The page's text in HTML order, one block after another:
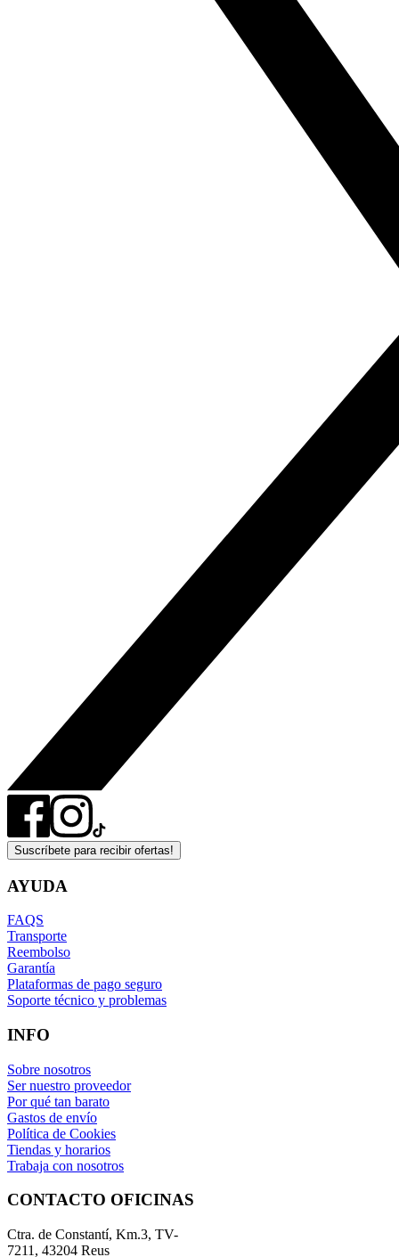
Suscríbete para recibir ofertas!
AYUDA
FAQS
Transporte
Reembolso
Garantía
Plataformas de pago seguro
Soporte técnico y problemas
INFO
Sobre nosotros
Ser nuestro proveedor
Por qué tan barato
Gastos de envío
Política de Cookies
Tiendas y horarios
Trabaja con nosotros
CONTACTO OFICINAS
Ctra. de Constantí, Km.3, TV-
7211, 43204 Reus